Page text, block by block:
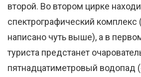
второй. Во втором цирке
спектрографический комплекс
написано чуть выше), а в
туриста предстанет
пятнадцатиметровый водопад